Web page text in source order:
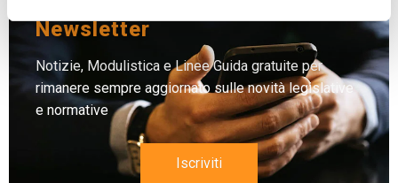
Newsletter
Notizie, Modulistica e Linee Guida gratuite per
rimanere sempre aggiornato sulle novità legislative
e normative
Iscriviti